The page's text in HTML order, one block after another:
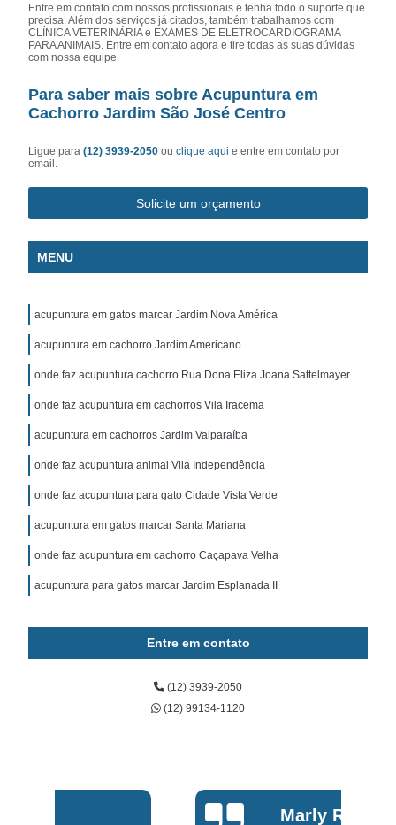
Entre em contato com nossos profissionais e tenha todo o suporte que
precisa. Além dos serviços já citados, também trabalhamos com
CLÍNICA VETERINÁRIA e EXAMES DE ELETROCARDIOGRAMA
PARA ANIMAIS. Entre em contato agora e tire todas as suas dúvidas
com nossa equipe.
Para saber mais sobre Acupuntura em
Cachorro Jardim São José Centro
Ligue para(12) 3939-2050ouclique aqui e entre em contato por
email.
Solicite um orçamento
MENU
acupuntura em gatos marcar Jardim Nova América
acupuntura em cachorro Jardim Americano
onde faz acupuntura cachorro Rua Dona Eliza Joana Sattelmayer
onde faz acupuntura em cachorros Vila Iracema
acupuntura em cachorros Jardim Valparaíba
onde faz acupuntura animal Vila Independência
onde faz acupuntura para gato Cidade Vista Verde
acupuntura em gatos marcar Santa Mariana
onde faz acupuntura em cachorro Caçapava Velha
acupuntura para gatos marcar Jardim Esplanada II
Entre em contato
(12) 3939-2050
(12) 99134-1120
Marly Rosa